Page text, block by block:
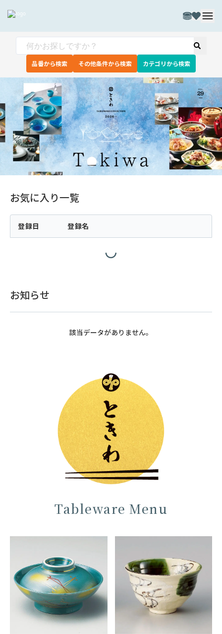
品番から検索 その他条件から検索 カテゴリから検索
お気に入り一覧
登録日 登録名
お知らせ
該当データがありません。
Tableware Menu